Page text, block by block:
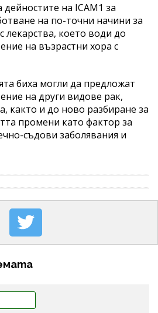
на ICAM1 за
на по-точни начини за
лекарства, което води до
на възрастни хора с
биха могли да предложат
на други видове рак,
както и до ново разбиране за
промени като фактор за
съдови заболявания и